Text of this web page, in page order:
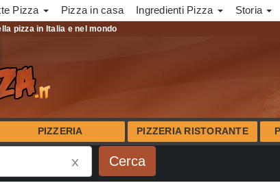
Pizza Pizza in casa Ingredienti Pizza Storia
pizza in Italia e nel mondo
PIZZERIA PIZZERIA RISTORANTE